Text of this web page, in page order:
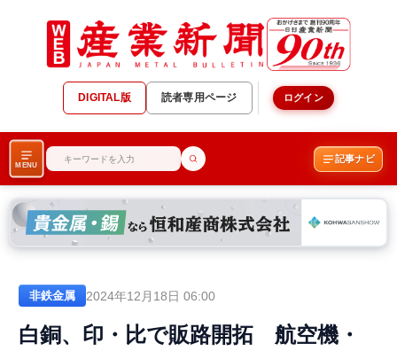
DIGITAL版 読者専用ページ ログイン
MENU
記事ナビ
非鉄金属 2024年12月18日 06:00
白銅、印・比で販路開拓 航空機・